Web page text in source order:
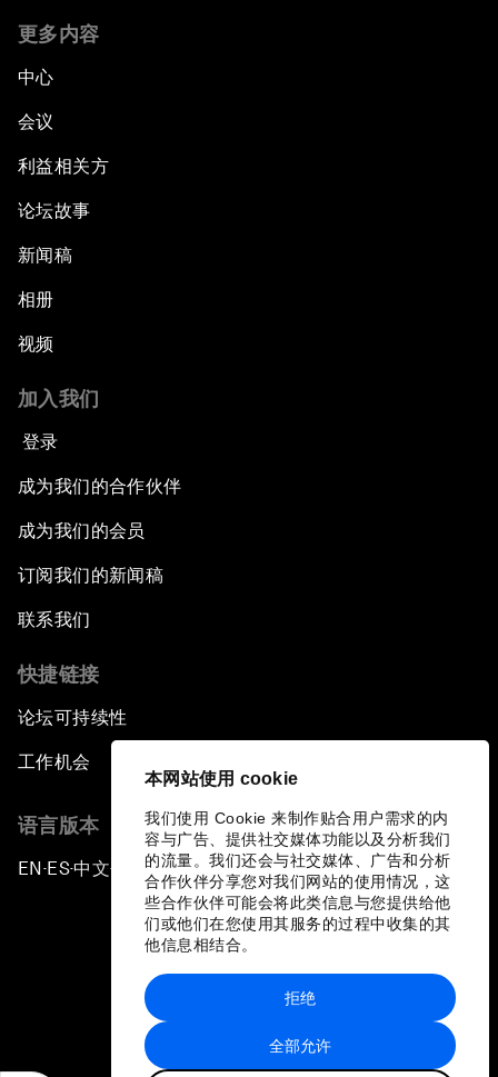
本网站使用 cookie
我们使用 Cookie 来制作贴合用户需求的内
容与广告、提供社交媒体功能以及分析我们
的流量。我们还会与社交媒体、广告和分析
合作伙伴分享您对我们网站的使用情况，这
些合作伙伴可能会将此类信息与您提供给他
们或他们在您使用其服务的过程中收集的其
他信息相结合。
全部允许
拒绝
更多内容
中心
会议
利益相关方
论坛故事
新闻稿
相册
视频
加入我们
登录
成为我们的合作伙伴
成为我们的会员
订阅我们的新闻稿
联系我们
快捷链接
论坛可持续性
工作机会
语言版本
EN ▪ES▪中文▪ 日本語
站点地图